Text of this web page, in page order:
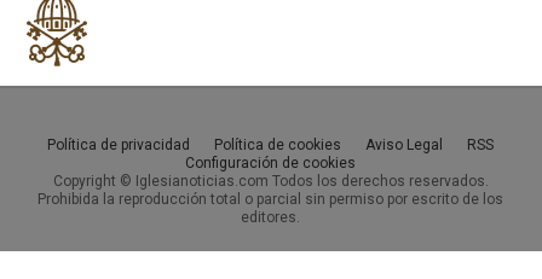
Política de privacidad Política de cookies Aviso Legal
RSS
Configuración de cookies
Copyright © Iglesianoticias.com Todos los derechos reservados.
Prohibida la reproducción total o parcial sin permiso por escrito de los
editores.